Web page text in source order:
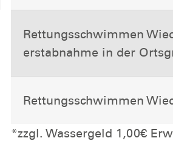
Rettungsschwimmen
erstabnahme in der
Rettungsschwimmen
*zzgl. Wassergeld 1,00€